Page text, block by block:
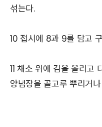
섞는다.
10 접시에 8과 9를 담고
11 채소 위에 김을 올리고
양념장을 골고루 뿌리거